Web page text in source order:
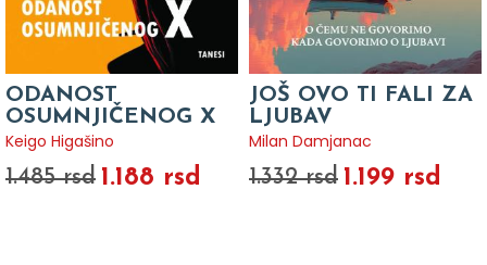
ODANOST
OSUMNJIČENOG X
Keigo Higašino
1.485 rsd 1.188 rsd
JOŠ OVO TI FALI ZA
LJUBAV
Milan Damjanac
1.332 rsd 1.199 rsd